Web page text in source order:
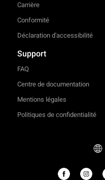
Carrière
Conformité
Déclaration d'accessibilité
Support
FAQ
Centre de documentation
Mentions légales
Politiques de confidentialité